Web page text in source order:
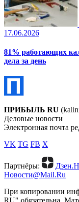
17.06.2026
81% работающих
дела за день
ПРИБЫЛЬ RU
Деловые новости
Электронная почта
VK TG FB X
Партнёры:
Новости@Mail.Ru
При копировании